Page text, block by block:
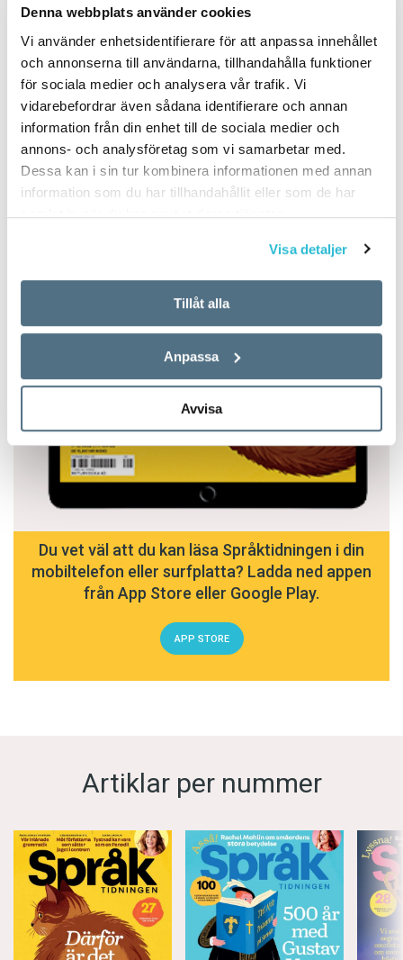
Denna webbplats använder cookies
Vi använder enhetsidentifierare för att anpassa innehållet
och annonserna till användarna, tillhandahålla funktioner
för sociala medier och analysera vår trafik. Vi
vidarebefordrar även sådana identifierare och annan
information från din enhet till de sociala medier och
annons- och analysföretag som vi samarbetar med.
Dessa kan i sin tur kombinera informationen med annan
information som du har tillhandahållit eller som de har
samlat in när du har använt deras tjänster.
Visa detaljer
Tillåt alla
Anpassa
Avvisa
Du vet väl att du kan läsa Språktidningen i din
mobiltelefon eller surfplatta? Ladda ned appen
från App Store eller Google Play.
APP STORE
Artiklar per nummer